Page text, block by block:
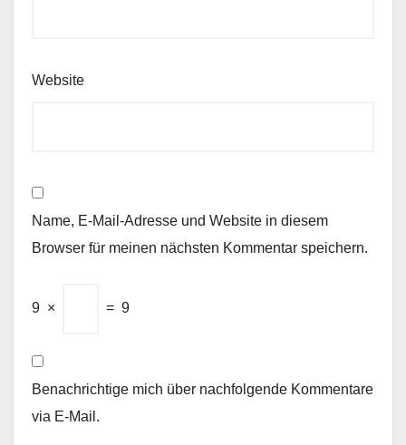
Website
Name, E-Mail-Adresse und Website in diesem
Browser für meinen nächsten Kommentar speichern.
9 × = 9
Benachrichtige mich über nachfolgende Kommentare
via E-Mail.